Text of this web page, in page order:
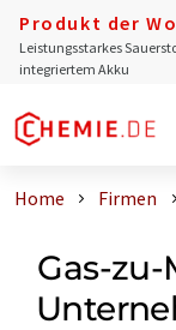
Produkt der
Leistungsstarkes
integriertem Akku
Home Firmen
Gas-